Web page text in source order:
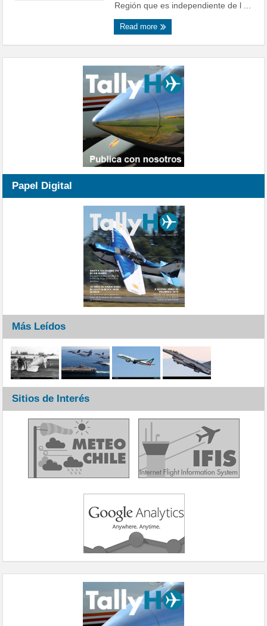
Región que es independiente de l ...
Read more
Papel Digital
Más Leídos
Sitios de Interés